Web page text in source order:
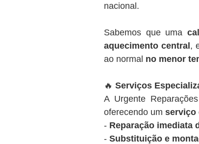
nacional.
Sabemos que uma
aquecimento central ,
ao normal no menor
🔥 Serviços
A Urgente
oferecendo um serviço
- Reparação imediata
- Substituição e